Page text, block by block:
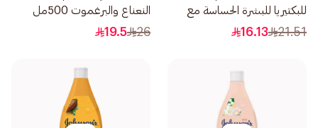
للبكتيريا للبشرة الحساسة مع
إسفنجة استحمام 250مل
21.51
16.13
النعناع والبرغموت 500مل
26
19.5